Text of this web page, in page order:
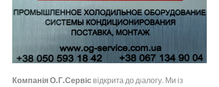
Електронна адреса*
Тема*
Компанiя О.Г.Сервiс відкрита до дiалогу. Ми із